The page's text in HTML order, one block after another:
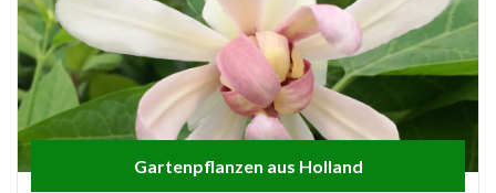
Gartenpflanzen aus Holland